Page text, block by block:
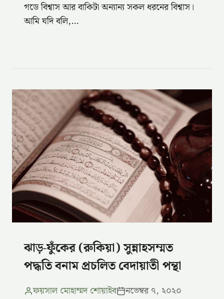
গডে বিশ্বাস আর বাকিটা অন্যান্য সকল ধরনের বিশ্বাস।
আমি যদি বলি,…
ঝাড়-ফুঁকের (রুকিয়া) সুন্নাহসম্মত
পদ্ধতি বনাম প্রচলিত বেদায়াতী পন্থা
ফয়সাল মোহাম্মদ শোয়াইব
নভেম্বর ৭, ২০২০